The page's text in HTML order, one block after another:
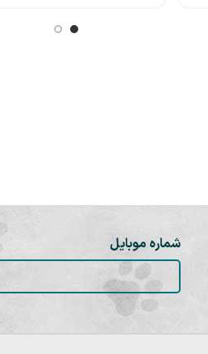
شماره موبایل